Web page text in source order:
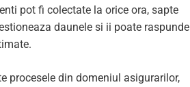
pot fi colectate la orice ora, sapte
daunele si ii poate raspunde
procesele din domeniul asigurarilor,